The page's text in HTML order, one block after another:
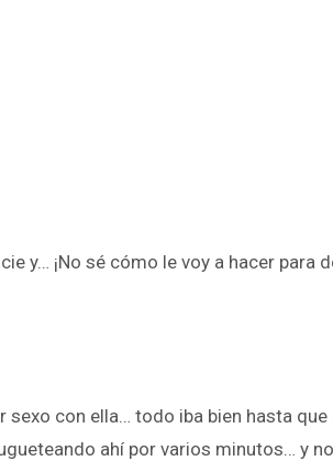
y… ¡No sé cómo le voy a hacer para
sexo con ella… todo iba bien hasta
ahí por varios minutos… y